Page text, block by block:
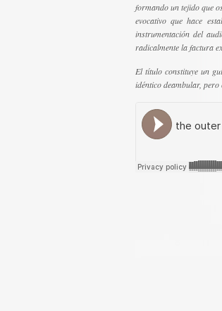
formando un tejido que
evocativo que hace
instrumentación del
radicalmente la factura
El título constituye un
idéntico deambular,